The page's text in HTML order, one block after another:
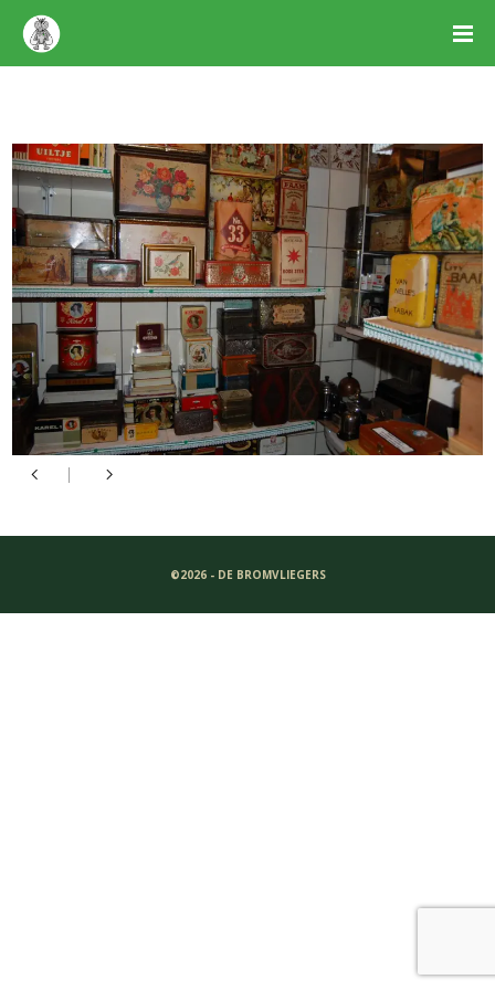
©2026 - DE BROMVLIEGERS